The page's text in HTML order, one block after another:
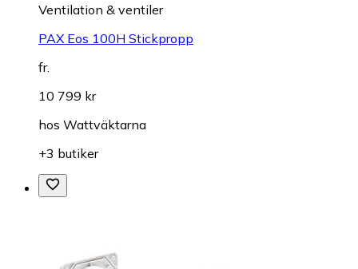
Ventilation & ventiler
PAX Eos 100H Stickpropp
fr.
10 799 kr
hos Wattväktarna
+3 butiker